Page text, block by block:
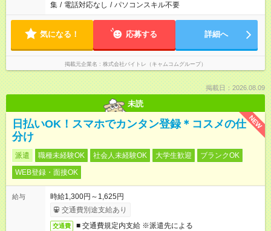
集 / 電話対応なし / パソコンスキル不要
気になる！ 応募する 詳細へ
掲載元企業名 株式会社バイトレ（キャムコムグループ）
掲載日：2026.08.09
未読
NEW
日払いOK！スマホでカンタン登録＊コスメの仕
分け
派遣 職種未経験OK 社会人未経験OK 大学生歓迎
ブランクOK
WEB登録・面接OK
給与
時給1,300円～1,625円
交通費別途支給あり
交通費 ■ 交通費規定内支給 ※派遣先による